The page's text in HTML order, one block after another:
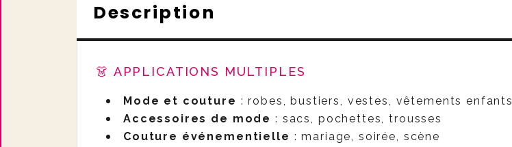
Description
👗 APPLICATIONS MULTIPLES
Mode et couture : robes, bustiers, vestes, vêtements enfants
Accessoires de mode : sacs, pochettes, trousses
Couture événementielle : mariage, soirée, scène